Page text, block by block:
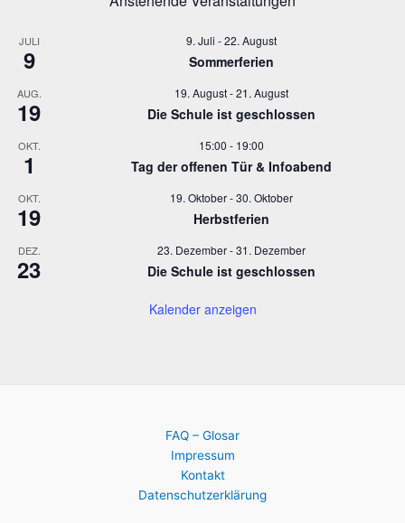
JULI
9
9. Juli -22. August
Sommerferien
AUG.
19
19. August-21. August
Die Schule ist geschlossen
OKT.
1
15:00 - 19:00
Tag der offenen Tür & Infoabend
OKT.
19
19. Oktober-30. Oktober
Herbstferien
DEZ.
23
23. Dezember-31. Dezember
Die Schule ist geschlossen
Kalender anzeigen
FAQ – Glosar
Impressum
Kontakt
Datenschutzerklärung